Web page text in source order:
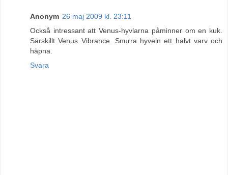
Anonym 26 maj 2009 kl. 23:11
Också intressant att Venus-hyvlarna påminner om en kuk.
Särskillt Venus Vibrance. Snurra hyveln ett halvt varv och
häpna.
Svara